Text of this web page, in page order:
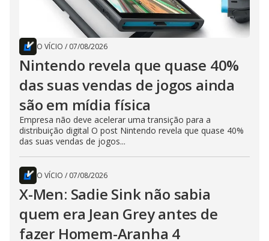
O VÍCIO / 07/08/2026
Nintendo revela que quase 40%
das suas vendas de jogos ainda
são em mídia física
Empresa não deve acelerar uma transição para a
distribuição digital O post Nintendo revela que quase 40%
das suas vendas de jogos...
O VÍCIO / 07/08/2026
X-Men: Sadie Sink não sabia
quem era Jean Grey antes de
fazer Homem-Aranha 4